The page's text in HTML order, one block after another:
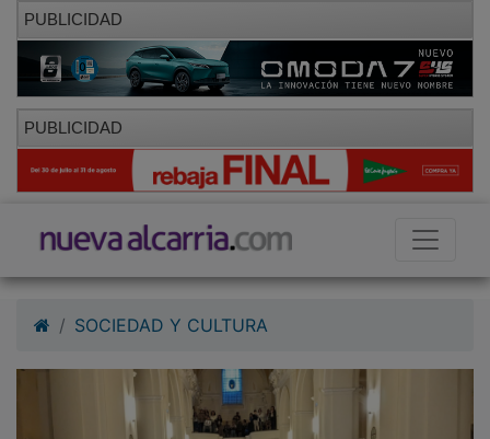
PUBLICIDAD
PUBLICIDAD